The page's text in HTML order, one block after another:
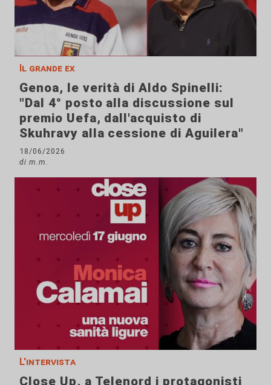
Il grande ex
Genoa, le verità di Aldo Spinelli:
"Dal 4° posto alla discussione sul
premio Uefa, dall'acquisto di
Skuhravy alla cessione di Aguilera"
18/06/2026
di m.m.
L'intervista
Close Up, a Telenord i protagonisti